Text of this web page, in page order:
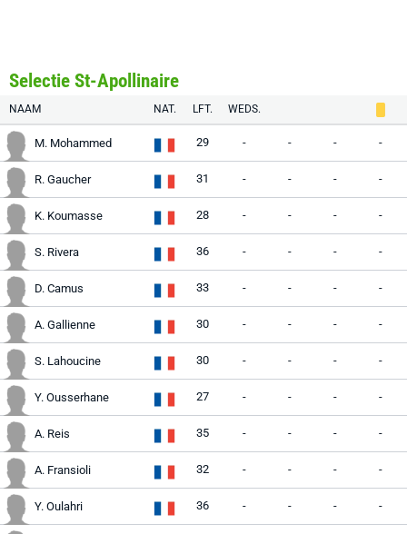
Selectie St-Apollinaire
NAAM NAT. LFT. WEDS.
M. Mohammed 29 - - - -
R. Gaucher 31 - - - -
K. Koumasse 28 - - - -
S. Rivera 36 - - - -
D. Camus 33 - - - -
A. Gallienne 30 - - - -
S. Lahoucine 30 - - - -
Y. Ousserhane 27 - - - -
A. Reis 35 - - - -
A. Fransioli 32 - - - -
Y. Oulahri 36 - - - -